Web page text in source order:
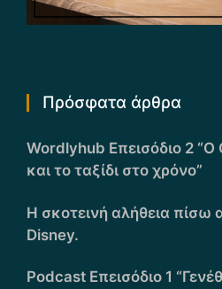
Πρόσφατα άρθρα
Wordlyhub Επεισόδιο 2
και το ταξίδι στο χρόνο”
Η σκοτεινή αλήθεια πίσω
Disney.
Podcast Επεισόδιο 1